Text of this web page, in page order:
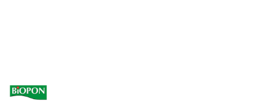
PRODUCENTA:
BIOPON